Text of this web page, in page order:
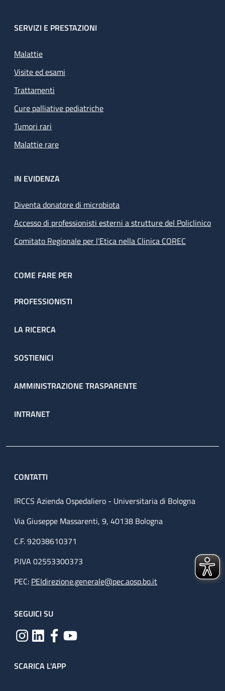
SERVIZI E PRESTAZIONI
Malattie
Visite ed esami
Trattamenti
Cure palliative pediatriche
Tumori rari
Malattie rare
IN EVIDENZA
Diventa donatore di microbiota
Accesso di professionisti esterni a strutture del Policlinico
Comitato Regionale per l’Etica nella Clinica COREC
COME FARE PER
PROFESSIONISTI
LA RICERCA
SOSTIENICI
AMMINISTRAZIONE TRASPARENTE
INTRANET
CONTATTI
IRCCS Azienda Ospedaliero - Universitaria di Bologna
Via Giuseppe Massarenti, 9, 40138 Bologna
C.F. 92038610371
P.IVA 02553300373
PEC: PEIdirezione.generale@pec.aosp.bo.it
SEGUICI SU
SCARICA L'APP